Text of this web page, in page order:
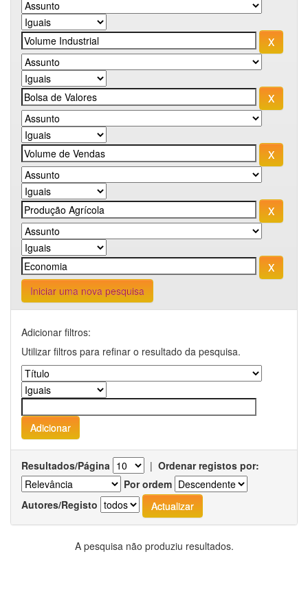
Iniciar uma nova pesquisa
Adicionar filtros:
Utilizar filtros para refinar o resultado da pesquisa.
Resultados/Página | Ordenar registos por:
Por ordem
Autores/Registo
A pesquisa não produziu resultados.